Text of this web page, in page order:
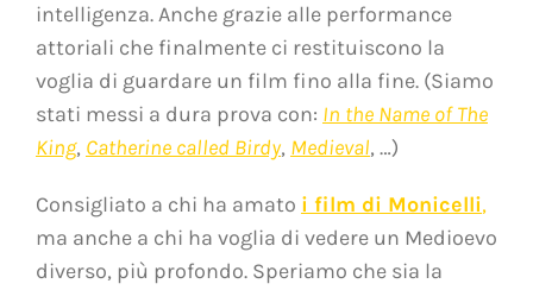
intelligenza. Anche grazie alle performance
attoriali che finalmente ci restituiscono la
voglia di guardare un film fino alla fine. (Siamo
stati messi a dura prova con: In the Name of The
King, Catherine called Birdy, Medieval, …)
Consigliato a chi ha amato i film di Monicelli,
ma anche a chi ha voglia di vedere un Medioevo
diverso, più profondo. Speriamo che sia la